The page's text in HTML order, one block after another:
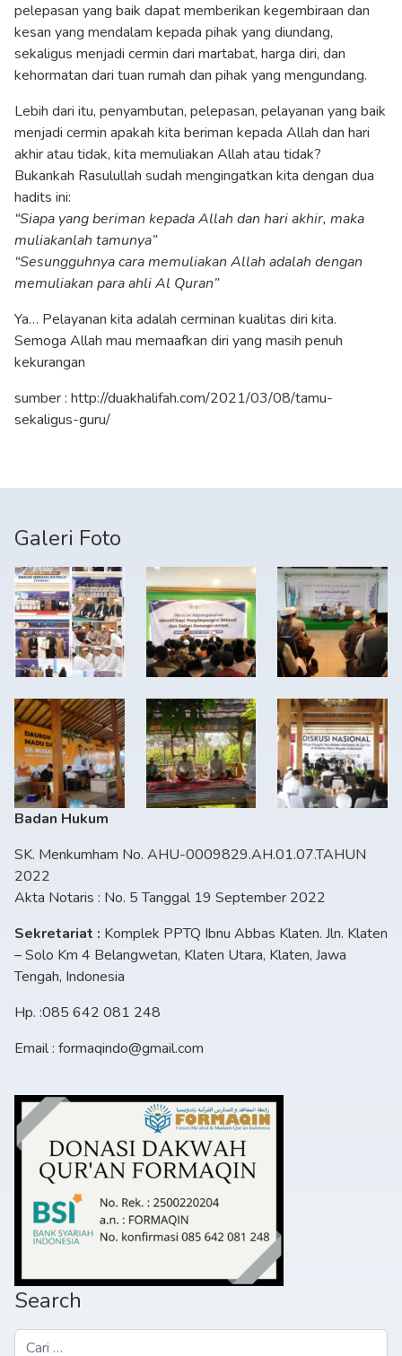
pelepasan yang baik dapat memberikan kegembiraan dan
kesan yang mendalam kepada pihak yang diundang,
sekaligus menjadi cermin dari martabat, harga diri, dan
kehormatan dari tuan rumah dan pihak yang mengundang.
Lebih dari itu, penyambutan, pelepasan, pelayanan yang baik
menjadi cermin apakah kita beriman kepada Allah dan hari
akhir atau tidak, kita memuliakan Allah atau tidak?
Bukankah Rasulullah sudah mengingatkan kita dengan dua
hadits ini:
“Siapa yang beriman kepada Allah dan hari akhir, maka
muliakanlah tamunya”
“Sesungguhnya cara memuliakan Allah adalah dengan
memuliakan para ahli Al Quran”
Ya… Pelayanan kita adalah cerminan kualitas diri kita.
Semoga Allah mau memaafkan diri yang masih penuh
kekurangan
sumber : http://duakhalifah.com/2021/03/08/tamu-
sekaligus-guru/
Galeri Foto
Badan Hukum
SK. Menkumham No. AHU-0009829.AH.01.07.TAHUN
2022
Akta Notaris : No. 5 Tanggal 19 September 2022
Sekretariat : Komplek PPTQ Ibnu Abbas Klaten. Jln. Klaten
– Solo Km 4 Belangwetan, Klaten Utara, Klaten, Jawa
Tengah, Indonesia
Hp. :085 642 081 248
Email : formaqindo@gmail.com
Search
Cari